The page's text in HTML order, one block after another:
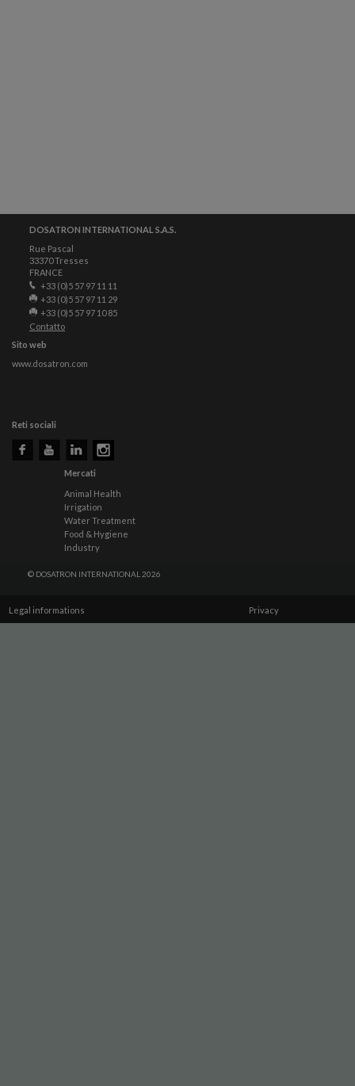
DOSATRON INTERNATIONAL S.A.S.
Rue Pascal
33370 Tresses
FRANCE
+33 (0)5 57 97 11 11
+33 (0)5 57 97 11 29
+33 (0)5 57 97 10 85
Contatto
Sito web
www.dosatron.com
Reti sociali
Mercati
Animal Health
Irrigation
Water Treatment
Food & Hygiene
Industry
© DOSATRON INTERNATIONAL 2026
Legal informations Privacy